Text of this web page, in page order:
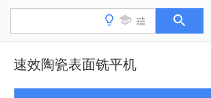
速效陶瓷表面铣平机